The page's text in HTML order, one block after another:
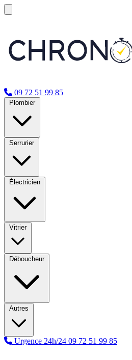
09 72 51 99 85
Plombier
Serrurier
Électricien
Vitrier
Déboucheur
Autres
Urgence 24h/24 09 72 51 99 85